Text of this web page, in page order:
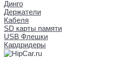
Динго
Держатели
Кабеля
SD карты памяти
USB Флешки
Кардридеры